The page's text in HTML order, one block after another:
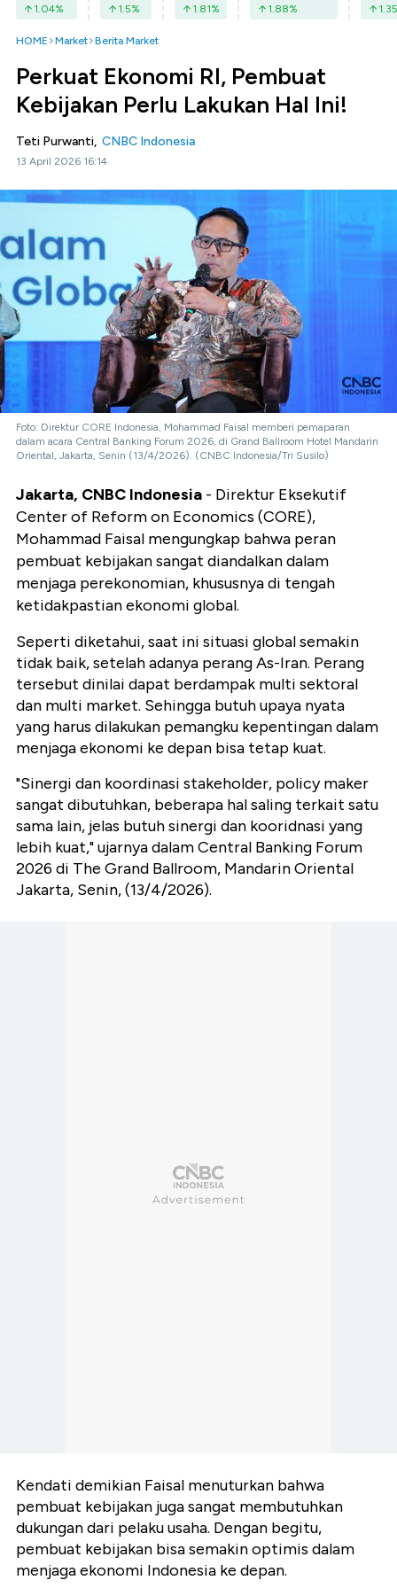
1.04% 1.5% 1.81% 1.88% 1.35
HOME Market Berita Market
Perkuat Ekonomi RI, Pembuat
Kebijakan Perlu Lakukan Hal Ini!
Teti Purwanti, CNBC Indonesia
13 April 2026 16:14
Foto: Direktur CORE Indonesia, Mohammad Faisal memberi pemaparan
dalam acara Central Banking Forum 2026, di Grand Ballroom Hotel Mandarin
Oriental, Jakarta, Senin (13/4/2026). (CNBC Indonesia/Tri Susilo)
Jakarta, CNBC Indonesia - Direktur Eksekutif
Center of Reform on Economics (CORE),
Mohammad Faisal mengungkap bahwa peran
pembuat kebijakan sangat diandalkan dalam
menjaga perekonomian, khususnya di tengah
ketidakpastian ekonomi global.
Seperti diketahui, saat ini situasi global semakin
tidak baik, setelah adanya perang As-Iran. Perang
tersebut dinilai dapat berdampak multi sektoral
dan multi market. Sehingga butuh upaya nyata
yang harus dilakukan pemangku kepentingan dalam
menjaga ekonomi ke depan bisa tetap kuat.
"Sinergi dan koordinasi stakeholder, policy maker
sangat dibutuhkan, beberapa hal saling terkait satu
sama lain, jelas butuh sinergi dan kooridnasi yang
lebih kuat," ujarnyadalam Central Banking Forum
2026 di The Grand Ballroom, Mandarin Oriental
Jakarta, Senin, (13/4/2026).
Kendati demikian Faisal menuturkan bahwa
pembuat kebijakan juga sangat membutuhkan
dukungan dari pelaku usaha. Dengan begitu,
pembuat kebijakan bisa semakin optimis dalam
menjaga ekonomi Indonesia ke depan.